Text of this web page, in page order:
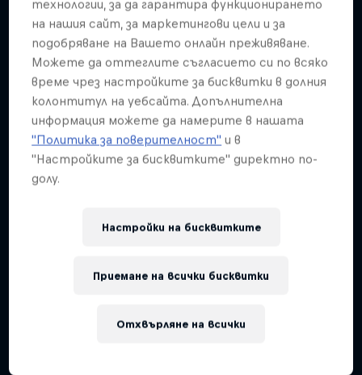
технологии, за да гарантира функционирането
на нашия сайт, за маркетингови цели и за
подобряване на Вашето онлайн преживяване.
Можете да оттеглите съгласието си по всяко
време чрез настройките за бисквитки в долния
колонтитул на уебсайта. Допълнителна
информация можете да намерите в нашата
"Политика за поверителност" и в
"Настройките за бисквитките" директно по-
долу.
Настройки на бисквитките
Отхвърляне на всички
Приемане на всички бисквитки